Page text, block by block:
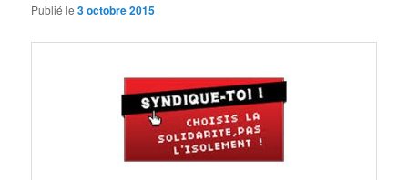
Publié le3 octobre 2015